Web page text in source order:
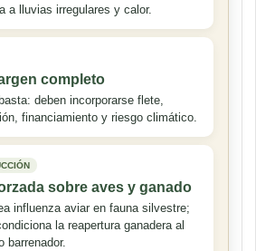
a lluvias irregulares y calor.
completo
deben incorporarse flete,
financiamiento y riesgo climático.
sobre aves y ganado
influenza aviar en fauna silvestre;
la reapertura ganadera al
barrenador.